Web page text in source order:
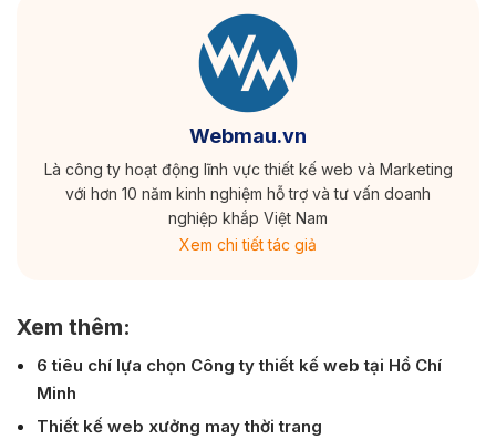
Webmau.vn
Là công ty hoạt động lĩnh vực thiết kế web và Marketing
với hơn 10 năm kinh nghiệm hỗ trợ và tư vấn doanh
nghiệp khắp Việt Nam
Xem chi tiết tác giả
Xem thêm:
6 tiêu chí lựa chọn Công ty thiết kế web tại Hồ Chí
Minh
Thiết kế web xưởng may thời trang